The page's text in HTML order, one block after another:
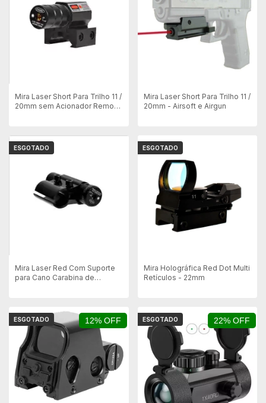
Mira Laser Short Para Trilho 11 /
20mm sem Acionador Remoto
Mira Laser Short Para Trilho 11 /
20mm - Airsoft e Airgun
ESGOTADO
Mira Laser Red Com Suporte
para Cano Carabina de
ESGOTADO
Mira Holográfica Red Dot Multi
Retículos - 22mm
12% OFF
ESGOTADO 22% OFF
ESGOTADO